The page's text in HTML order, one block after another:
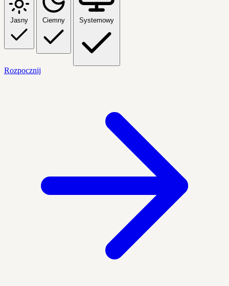
Jasny Ciemny Systemowy
Rozpocznij